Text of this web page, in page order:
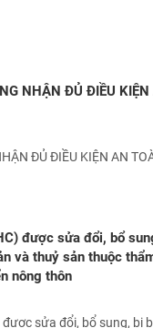
NHẬN ĐỦ ĐIỀU KIỆN
ĐỦ ĐIỀU KIỆN AN
được sửa đổi, bổ
và thuỷ sản thuộc
nông thôn
sửa đổi, bổ sung, bị